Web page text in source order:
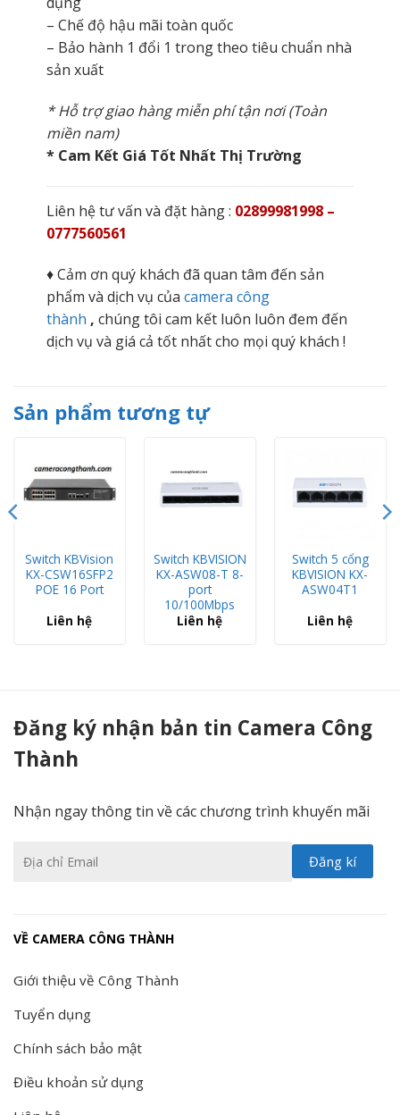
– Chế độ hậu mãi toàn quốc
– Bảo hành 1 đổi 1 trong theo tiêu chuẩn nhà
sản xuất
* Hỗ trợ giao hàng miễn phí tận nơi (Toàn
miền nam)
* Cam Kết Giá Tốt Nhất Thị Trường
Liên hệ tư vấn và đặt hàng : 02899981998 –
0777560561
♦ Cảm ơn quý khách đã quan tâm đến sản
phẩm và dịch vụ của camera công
thành , chúng tôi cam kết luôn luôn đem đến
dịch vụ và giá cả tốt nhất cho mọi quý khách !
Sản phẩm tương tự
Switch KBVision
KX-CSW16SFP2
POE 16 Port
Liên hệ
Switch KBVISION
KX-ASW08-T 8-
port
10/100Mbps
Liên hệ
Switch 5 cổng
KBVISION KX-
ASW04T1
Liên hệ
Đăng ký nhận bản tin Camera Công
Thành
Nhận ngay thông tin về các chương trình khuyến mãi
VỀ CAMERA CÔNG THÀNH
Giới thiệu về Công Thành
Tuyển dụng
Chính sách bảo mật
Điều khoản sử dụng